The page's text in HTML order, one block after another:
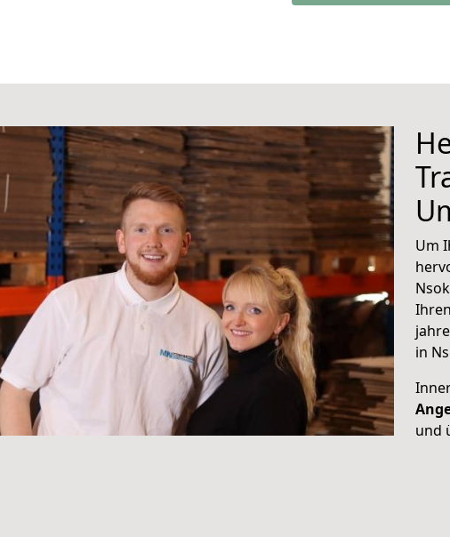
Um
in
und